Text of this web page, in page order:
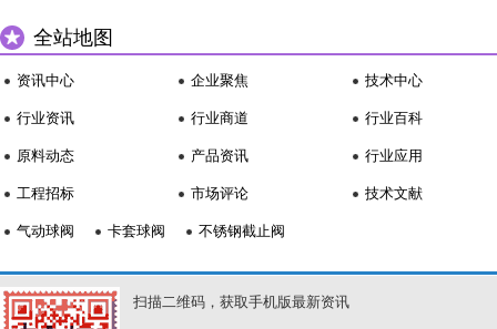
全站地图
资讯中心
行业资讯
原料动态
工程招标
企业聚焦
行业商道
产品资讯
市场评论
技术中心
行业百科
行业应用
技术文献
气动球阀 卡套球阀 不锈钢截止阀
扫描二维码，获取手机版最新资讯